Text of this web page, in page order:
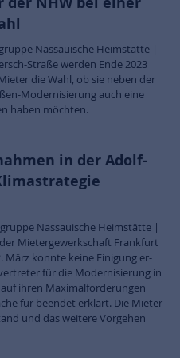
Nassauische Heimstätte |
Straße werden Ende 2023
die Wahl, ob sie neben der
Modernisierung auch eine
haben möchten.
in der Adolf-
Nassauische Heimstätte |
Mietergewerkschaft Frankfurt
konnte keine Einigung er-
für die Modernisierung in
ihren Maximalforderungen
für beendet erklärt. Die Mieter
und das weitere Vorgehen